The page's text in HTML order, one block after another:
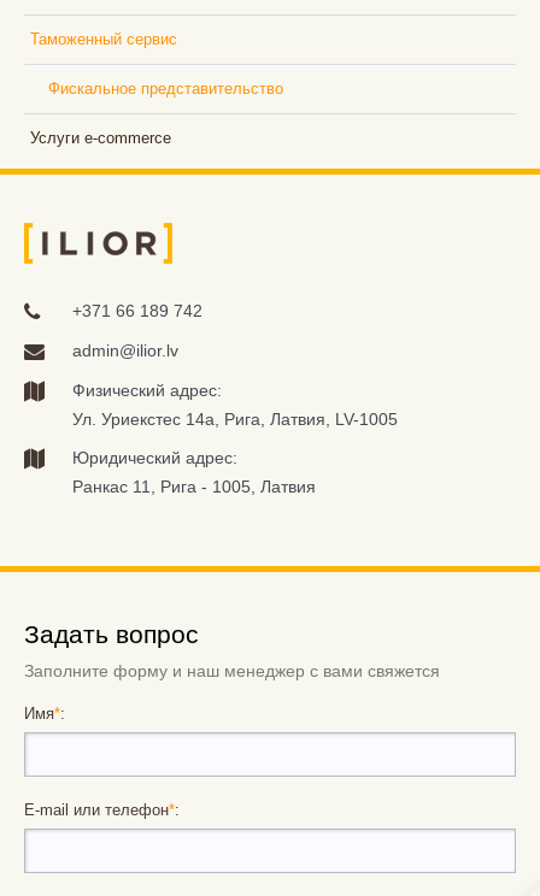
Таможенный сервис
Фискальное представительство
Услуги e-commerce
+371 66 189 742
admin@ilior.lv
Физический адрес:
Ул. Уриекстес 14а, Рига, Латвия, LV-1005
Юридический адрес:
Ранкас 11, Рига - 1005, Латвия
Задать вопрос
Заполните форму и наш менеджер с вами свяжется
Имя*:
E-mail или телефон*: